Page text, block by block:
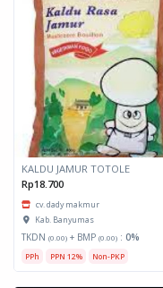
KALDU JAMUR TOTOLE
Rp18.700
cv. dady makmur
Kab. Banyumas
TKDN (0.00) + BMP (0.00) : 0%
PPh PPN 12% Non-PKP